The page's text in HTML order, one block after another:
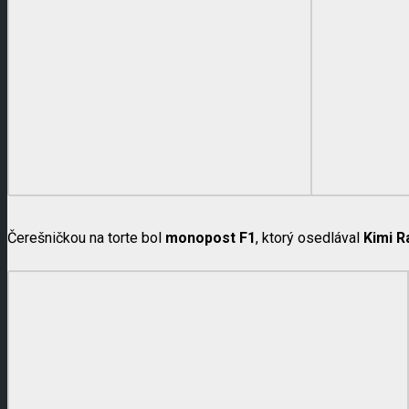
Čerešničkou na torte bol monopost F1, ktorý osedlával Kimi